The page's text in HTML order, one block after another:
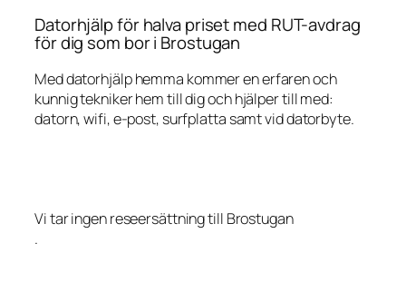
Datorhjälp för halva priset med RUT-avdrag
för dig som bor i Brostugan
Med datorhjälp hemma kommer en erfaren och
kunnig tekniker hem till dig och hjälper till med:
datorn, wifi, e-post, surfplatta samt vid datorbyte.
Vi tar ingen reseersättning till Brostugan
.